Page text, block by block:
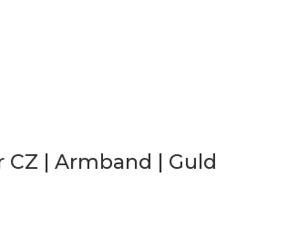
| Armband | Guld